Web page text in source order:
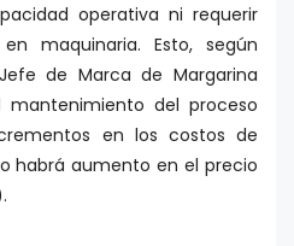
operativa ni requerir
maquinaria. Esto, según
de Marca de Margarina
del proceso
en los costos de
habrá aumento en el precio